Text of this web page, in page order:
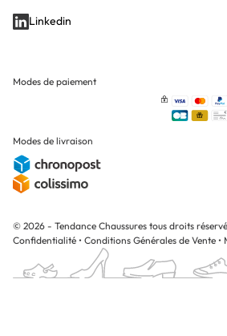
Linkedin
Modes de paiement
Modes de livraison
© 2026 - Tendance Chaussures tous droits
Confidentialité • Conditions Générales de Vente •